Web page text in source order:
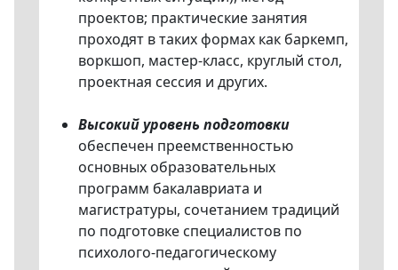
проектов; практические занятия
проходят в таких формах как баркемп,
воркшоп, мастер-класс, круглый стол,
проектная сессия и других.
Высокий уровень подготовки
обеспечен преемственностью
основных образовательных
программ бакалавриата и
магистратуры, сочетанием традиций
по подготовке специалистов по
психолого-педагогическому